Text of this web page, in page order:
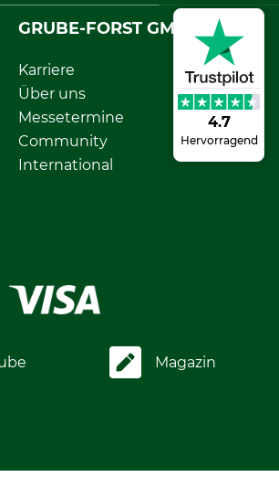
4.7
Hervorragend
GRUBE-FORST GMBH
Karriere
Über uns
Messetermine
Community
International
Magazin